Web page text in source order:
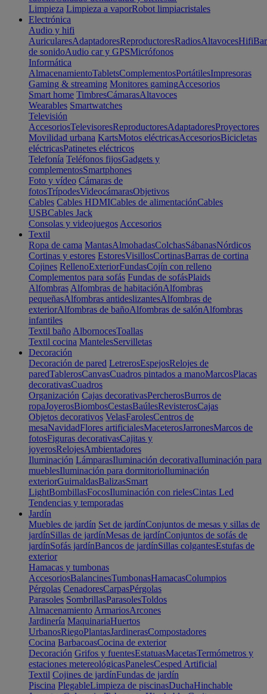
Limpieza Limpieza a vaporRobot limpiacristales
Electrónica
Audio y hifi
AuricularesAdaptadoresReproductoresRadiosAltavocesHifi
de sonidoAudio car y GPSMicrófonos
Informática
AlmacenamientoTabletsComplementosPortátilesImpresoras
Gaming & streaming Monitores gamingAccesorios
Smart home TimbresCámarasAltavoces
Wearables Smartwatches
Televisión
AccesoriosTelevisoresReproductoresAdaptadoresProyectores
Movilidad urbana KartsMotos eléctricasAccesoriosBicicletas
eléctricasPatinetes eléctricos
Telefonía Teléfonos fijosGadgets y
complementosSmartphones
Foto y vídeo Cámaras de
fotosTrípodesVideocámarasObjetivos
Cables Cables HDMICables de alimentaciónCables
USBCables Jack
Consolas y videojuegos Accesorios
Textil
Ropa de cama MantasAlmohadasColchasSábanasNórdicos
Cortinas y estores EstoresVisillosCortinasBarras de cortina
Cojines RellenoExteriorFundasCojín con relleno
Complementos para sofás Fundas de sofásPlaids
Alfombras Alfombras de habitaciónAlfombras
pequeñasAlfombras antideslizantesAlfombras de
exteriorAlfombras de bañoAlfombras de salónAlfombras
infantiles
Textil baño AlbornocesToallas
Textil cocina MantelesServilletas
Decoración
Decoración de pared LetrerosEspejosRelojes de
paredTablerosCanvasCuadros pintados a manoMarcosPlacas
decorativasCuadros
Organización Cajas decorativasPercherosBurros de
ropaJoyerosBiombosCestasBaúlesRevisterosCajas
Objetos decorativos VelasFarolesCentros de
mesaNavidadFlores artificialesMaceterosJarronesMarcos de
fotosFiguras decorativasCajitas y
joyerosRelojesAmbientadores
Iluminación LámparasIluminación decorativaIluminación para
mueblesIluminación para dormitorioIluminación
exteriorGuirnaldasBalizasSmart
LightBombillasFocosIluminación con rielesCintas Led
Tendencias y temporadas
Jardín
Muebles de jardín Set de jardínConjuntos de mesas y sillas de
jardínSillas de jardínMesas de jardínConjuntos de sofás de
jardínSofás jardínBancos de jardínSillas colgantesEstufas de
exterior
Hamacas y tumbonas
AccesoriosBalancinesTumbonasHamacasColumpios
Pérgolas CenadoresCarpasPérgolas
Parasoles SombrillasParasolesToldos
Almacenamiento ArmariosArcones
Jardinería MaquinariaHuertos
UrbanosRiegoPlantasJardinerasCompostadores
Cocina BarbacoasCocina de exterior
Decoración Grifos y fuentesEstatuasMacetasTermómetros y
estaciones metereológicasPanelesCesped Artificial
Textil Cojines de jardínFundas de jardín
Piscina PlegableLimpieza de piscinasDuchaHinchable